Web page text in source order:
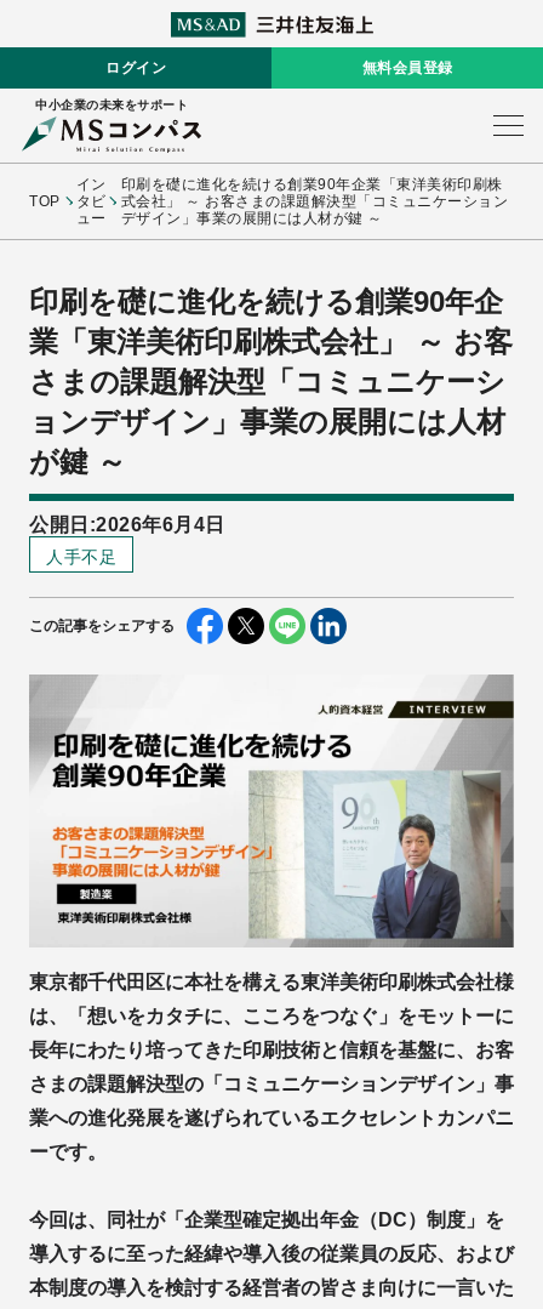
ログイン 無料会員登録
中小企業の未来をサポート
TOP
イン
タビ
ュー
印刷を礎に進化を続ける創業90年企業「東洋美術印刷株
式会社」 ～ お客さまの課題解決型「コミュニケーション
デザイン」事業の展開には人材が鍵 ～
印刷を礎に進化を続ける創業90年企
業「東洋美術印刷株式会社」 ～ お客
さまの課題解決型「コミュニケーシ
ョンデザイン」事業の展開には人材
が鍵 ～
公開日:2026年6月4日
人手不足
この記事をシェアする
東京都千代田区に本社を構える東洋美術印刷株式会社様
は、「想いをカタチに、こころをつなぐ」をモットーに
長年にわたり培ってきた印刷技術と信頼を基盤に、お客
さまの課題解決型の「コミュニケーションデザイン」事
業への進化発展を遂げられているエクセレントカンパニ
ーです。
今回は、同社が「企業型確定拠出年金（DC）制度」を
導入するに至った経緯や導入後の従業員の反応、および
本制度の導入を検討する経営者の皆さま向けに一言いた